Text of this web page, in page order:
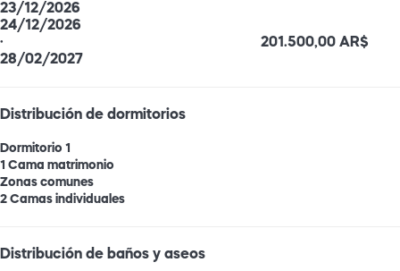
23/12/2026
24/12/2026
·
28/02/2027
201.500,00 AR$
Distribución de dormitorios
Dormitorio 1
1 Cama matrimonio
Zonas comunes
2 Camas individuales
Distribución de baños y aseos